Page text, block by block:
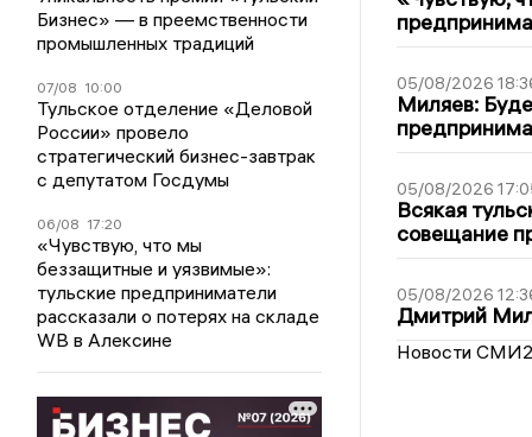
Бизнес» — в преемственности
промышленных традиций
07/08 10:00
Тульское отделение «Деловой
России» провело
стратегический бизнес-завтрак
с депутатом Госдумы
06/08 17:20
«Чувствую, что мы
беззащитные и уязвимые»:
тульские предприниматели
рассказали о потерях на складе
WB в Алексине
05/08/2026
Миляев:
05/08/2026
Всякая
совещание
05/08/2026
Дмитрий
Новости